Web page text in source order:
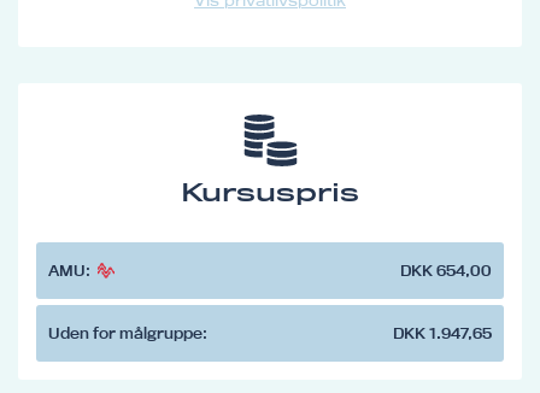
Kursuspris
AMU: DKK 654,00
Uden for målgruppe: DKK 1.947,65